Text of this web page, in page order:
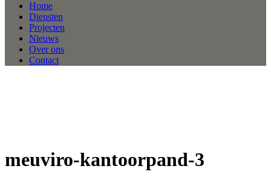
Home
Diensten
Projecten
Nieuws
Over ons
Contact
meuviro-kantoorpand-3